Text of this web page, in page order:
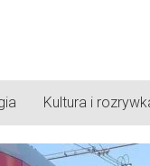
Kultura i